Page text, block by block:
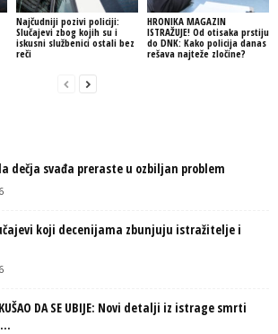
Najčudniji pozivi policiji:
Slučajevi zbog kojih su i
iskusni službenici ostali bez
reči
HRONIKA MAGAZIN
ISTRAŽUJE! Od otisaka prstiju
do DNK: Kako policija danas
rešava najteže zločine?
dečja svađa preraste u ozbiljan problem
koji decenijama zbunjuju istražitelje i
DA SE UBIJE: Novi detalji iz istrage smrti